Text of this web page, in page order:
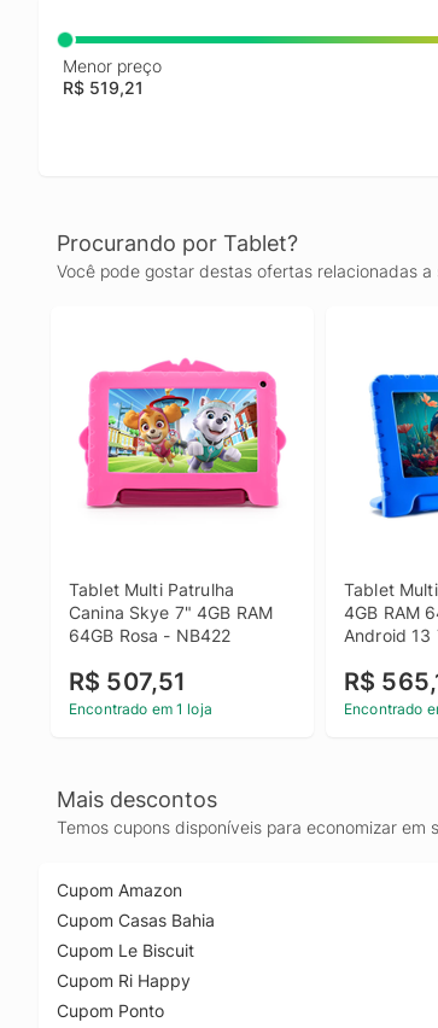
Menor preço
R$ 519,21
Procurando por Tablet?
Você pode gostar destas ofertas relacionadas a
Tablet Multi Patrulha
Canina Skye 7" 4GB RAM
64GB Rosa - NB422
R$ 507,51
Encontrado em 1 loja
Tablet
4GB RAM
Android 13
R$
Encontrado
Mais descontos
Temos cupons disponíveis para economizar em
Cupom Amazon
Cupom Casas Bahia
Cupom Le Biscuit
Cupom Ri Happy
Cupom Ponto